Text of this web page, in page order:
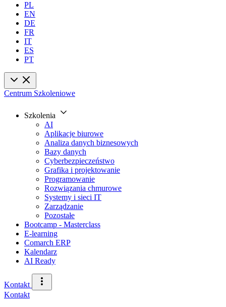
PL
EN
DE
FR
IT
ES
PT
Centrum Szkoleniowe
Szkolenia
AI
Aplikacje biurowe
Analiza danych biznesowych
Bazy danych
Cyberbezpieczeństwo
Grafika i projektowanie
Programowanie
Rozwiązania chmurowe
Systemy i sieci IT
Zarządzanie
Pozostałe
Bootcamp - Masterclass
E-learning
Comarch ERP
Kalendarz
AI Ready
Kontakt
Kontakt